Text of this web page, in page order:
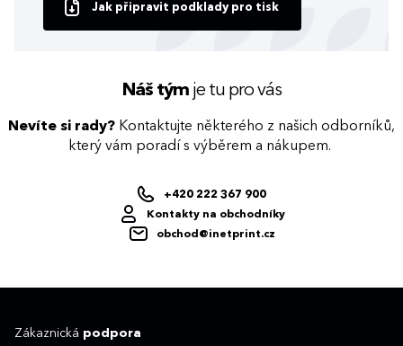
Jak připravit podklady pro tisk
Náš týmje tu pro vás
Nevíte si rady? Kontaktujte některého z našich odborníků,
který vám poradí s výběrem a nákupem.
+420 222 367 900
Kontakty na obchodníky
obchod@inetprint.cz
Zákaznická podpora